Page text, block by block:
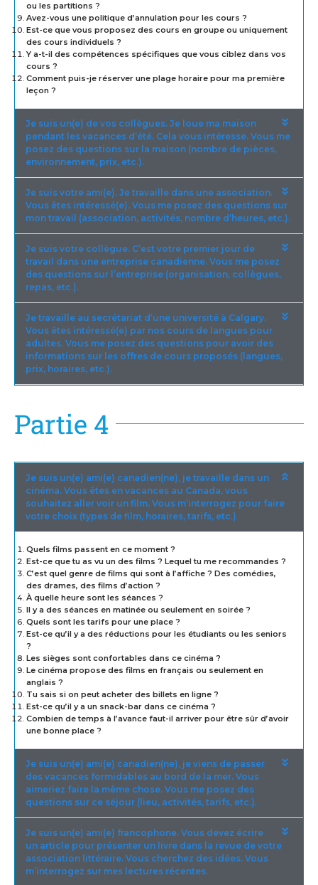
ou les partitions ?
Avez-vous une politique d’annulation pour les cours ?
Est-ce que vous proposez des cours en groupe ou uniquement
des cours individuels ?
Y a-t-il des compétences spécifiques que vous ciblez dans vos
cours ?
Comment puis-je réserver une plage horaire pour ma première
leçon ?
Je suis un(e) de vos collègues. Je loue ma maison
pendant les vacances d’été. Cela vous intéresse. Vous me
posez des questions sur la maison (nombre de pièces,
environnement, prix, etc.).
Je suis votre ami(e). Je travaille dans une association.
Vous êtes intéressé(e). Vous me posez des questions sur
mon travail (association, activités, nombre d’heures, etc.).
Je suis votre collègue. C’est votre premier jour de
travail dans une entreprise canadienne. Vous me posez
des questions sur l’entreprise (organisation, collègues,
repas, etc.).
Je travaille au secrétariat d’une université à Calgary.
Vous êtes intéressé(e) par nos cours de langues pour
adultes. Vous me posez des questions pour avoir des
informations sur les offres de cours proposés (langues,
prix, horaires, etc.).
Partie 4
Je suis un(e) ami(e) canadien(ne), je travaille dans un
cinéma. Vous êtes en vacances au Canada, vous
souhaitez aller voir un film. Vous m’interrogez pour faire
votre choix (types de film, horaires, tarifs, etc.)
Quels films passent en ce moment ?
Est-ce que tu as vu un des films ? Lequel tu me recommandes ?
C’est quel genre de films qui sont à l’affiche ? Des comédies,
des drames, des films d’action ?
À quelle heure sont les séances ?
Il y a des séances en matinée ou seulement en soirée ?
Quels sont les tarifs pour une place ?
Est-ce qu’il y a des réductions pour les étudiants ou les seniors
?
Les sièges sont confortables dans ce cinéma ?
Le cinéma propose des films en français ou seulement en
anglais ?
Tu sais si on peut acheter des billets en ligne ?
Est-ce qu’il y a un snack-bar dans ce cinéma ?
Combien de temps à l’avance faut-il arriver pour être sûr d’avoir
une bonne place ?
Je suis un(e) ami(e) canadien(ne), je viens de passer
des vacances formidables au bord de la mer. Vous
aimeriez faire la même chose. Vous me posez des
questions sur ce séjour (lieu, activités, tarifs, etc.).
Je suis un(e) ami(e) francophone. Vous devez écrire
un article pour présenter un livre dans la revue de votre
association littéraire. Vous cherchez des idées. Vous
m’interrogez sur mes lectures récentes.